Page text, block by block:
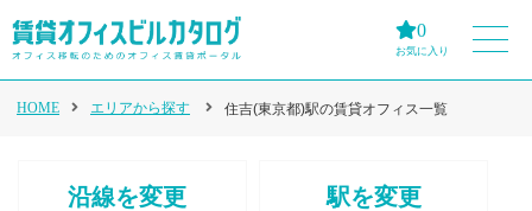
0
お気に入り
HOME エリアから探す 住吉(東京都)駅の賃貸オフィス一覧
沿線を変更 駅を変更